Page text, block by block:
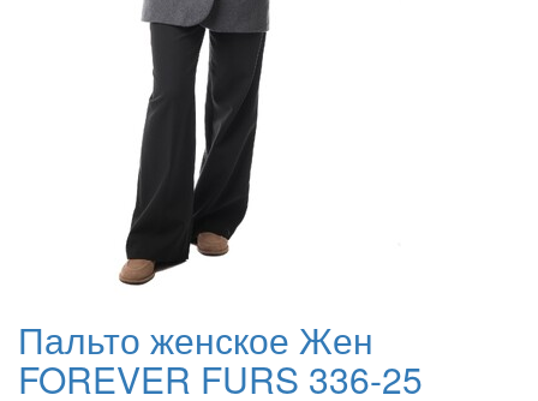
Пальто женское Жен
FOREVER FURS 336-25